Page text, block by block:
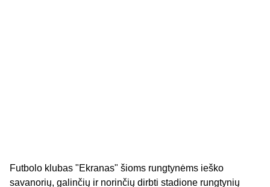
Futbolo klubas "Ekranas" šioms rungtynėms ieško
savanorių, galinčių ir norinčių dirbti stadione rungtynių